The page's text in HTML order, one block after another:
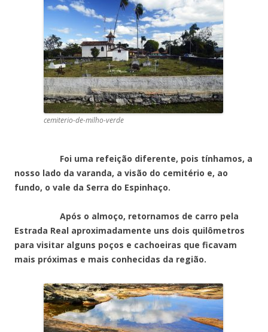
cemiterio-de-milho-verde
Foi uma refeição diferente, pois tínhamos, a
nosso lado da varanda, a visão do cemitério e, ao
fundo, o vale da Serra do Espinhaço.
Após o almoço, retornamos de carro pela
Estrada Real aproximadamente uns dois quilômetros
para visitar alguns poços e cachoeiras que ficavam
mais próximas e mais conhecidas da região.